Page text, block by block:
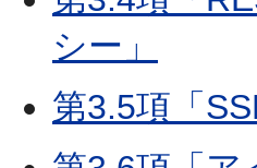
シー」
第3.5項「